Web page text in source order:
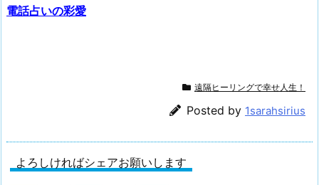
電話占いの彩愛
遠隔ヒーリングで幸せ人生！
Posted by 1sarahsirius
よろしければシェアお願いします